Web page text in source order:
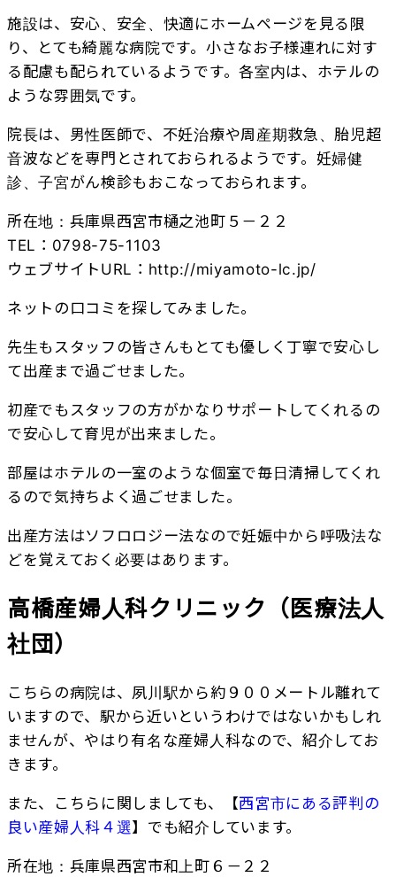
施設は、安心、安全、快適にホームページを見る限
り、とても綺麗な病院です。小さなお子様連れに対す
る配慮も配られているようです。各室内は、ホテルの
ような雰囲気です。
院長は、男性医師で、不妊治療や周産期救急、胎児超
音波などを専門とされておられるようです。妊婦健
診、子宮がん検診もおこなっておられます。
所在地：兵庫県西宮市樋之池町５－２２
TEL：0798-75-1103
ウェブサイトURL： http://miyamoto-lc.jp/
ネットの口コミを探してみました。
先生もスタッフの皆さんもとても優しく丁寧で安心し
て出産まで過ごせました。
初産でもスタッフの方がかなりサポートしてくれるの
で安心して育児が出来ました。
部屋はホテルの一室のような個室で毎日清掃してくれ
るので気持ちよく過ごせました。
出産方法はソフロロジー法なので妊娠中から呼吸法な
どを覚えておく必要はあります。
高橋産婦人科クリニック（医療法人
社団）
こちらの病院は、夙川駅から約９００メートル離れて
いますので、駅から近いというわけではないかもしれ
ませんが、やはり有名な産婦人科なので、紹介してお
きます。
また、こちらに関しましても、【西宮市にある評判の
良い産婦人科４選】でも紹介しています。
所在地：兵庫県西宮市和上町６－２２